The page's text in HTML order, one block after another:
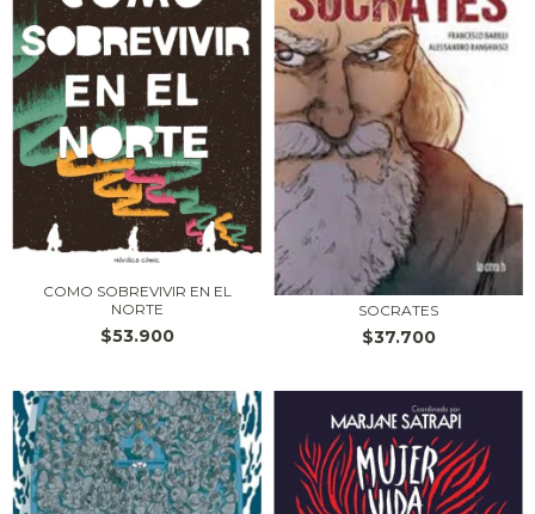
COMO SOBREVIVIR EN EL
NORTE
$53.900
SOCRATES
$37.700